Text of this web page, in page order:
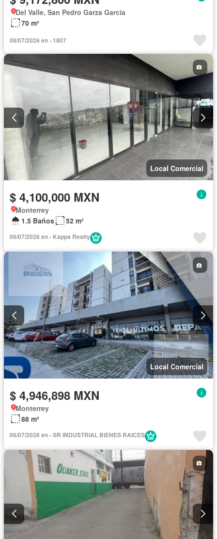
Del Valle, San Pedro Garza García
70 m²
08/07/2026 en - 1807
Local Comercial
$ 4,100,000 MXN
Monterrey
1.5 Baños
52 m²
06/07/2026 en - Kappa Realty
Local Comercial
$ 4,946,898 MXN
Monterrey
88 m²
06/07/2026 en - SR INDUSTRIAL BIENES RAICES